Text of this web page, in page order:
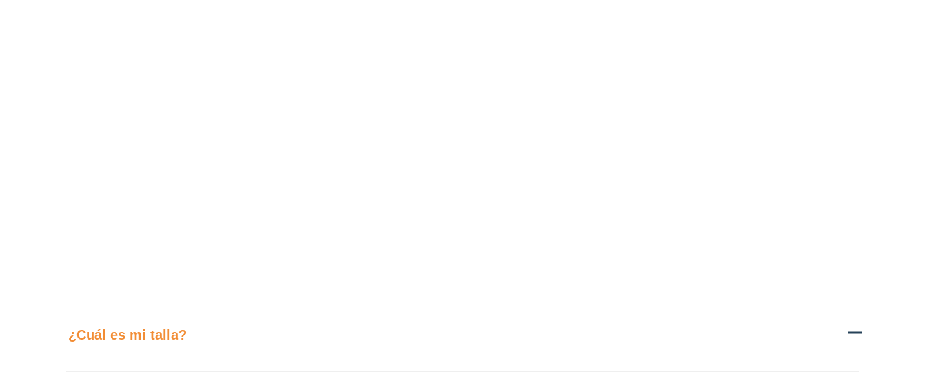
¿Cuál es mi talla?